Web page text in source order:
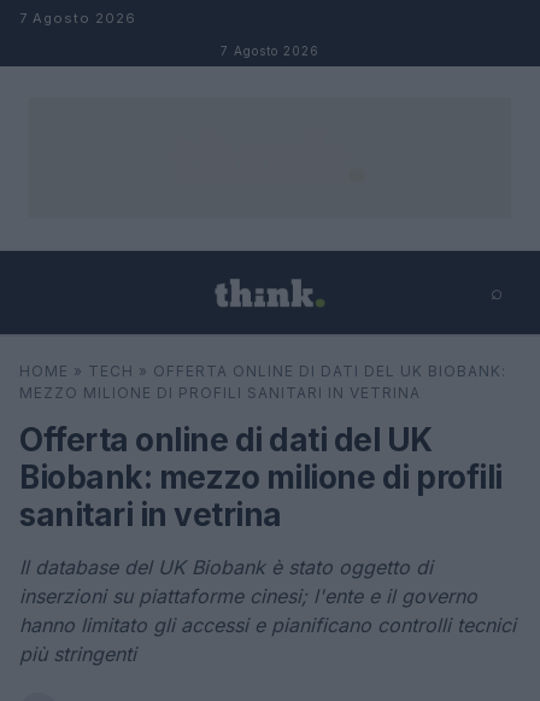
Salta al contenuto
7 Agosto 2026
7 Agosto 2026
⌕
Cerca ⌕ ×
HOME » TECH » OFFERTA ONLINE DI DATI DEL UK BIOBANK:
MEZZO MILIONE DI PROFILI SANITARI IN VETRINA
Offerta online di dati del UK
Biobank: mezzo milione di profili
sanitari in vetrina
Il database del UK Biobank è stato oggetto di
inserzioni su piattaforme cinesi; l'ente e il governo
hanno limitato gli accessi e pianificano controlli tecnici
più stringenti